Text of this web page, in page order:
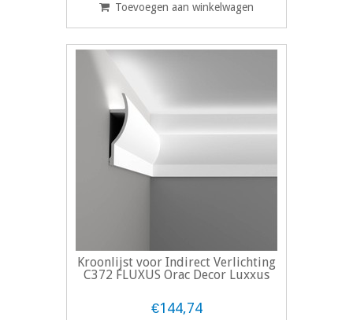
Toevoegen aan winkelwagen
Kroonlijst voor Indirect Verlichting
C372 FLUXUS Orac Decor Luxxus
€144,74